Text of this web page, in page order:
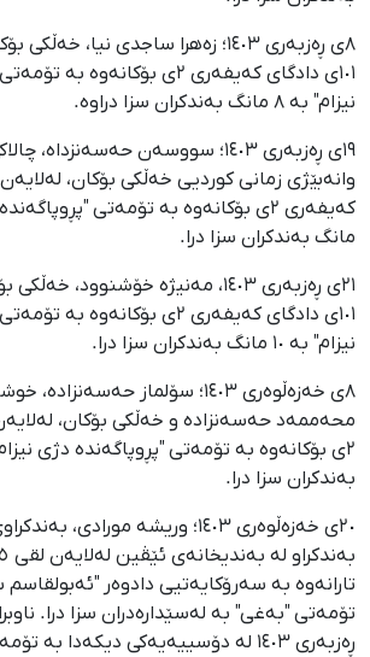
٨ی ڕەزبەری ١٤٠٣؛ زەهرا ساجدی نیا،
١٠١ی دادگای کەیفەری ٢ی
نیزام" بە ٨ مانگ بەندکران سزا دراوە.
١٩ی ڕەزبەری ١٤٠٣؛ سووسەن
مانگ بەندکران سزا درا.
٢١ی ڕەزبەری ١٤٠٣، مەنیژە خۆشنوود،
١٠١ی دادگای کەیفەری ٢ی
نیزام" بە ١٠ مانگ بەندکران سزا درا.
٨ی خەزەڵوەری ١٤٠٣؛ سۆلماز
محەممەد حەسەنزادە و خەڵکی بۆکان،
٢ی بۆکانەوە بە تۆمەتی "پڕوپاگەندە دژی
بەندکران سزا درا.
٢٠ی خەزەڵوەری ١٤٠٣؛ وریشە
تارانەوە بە سەرۆکایەتیی دادوەر
ڕەزبەری ١٤٠٣ لە دۆسییەیەکی دیکەدا